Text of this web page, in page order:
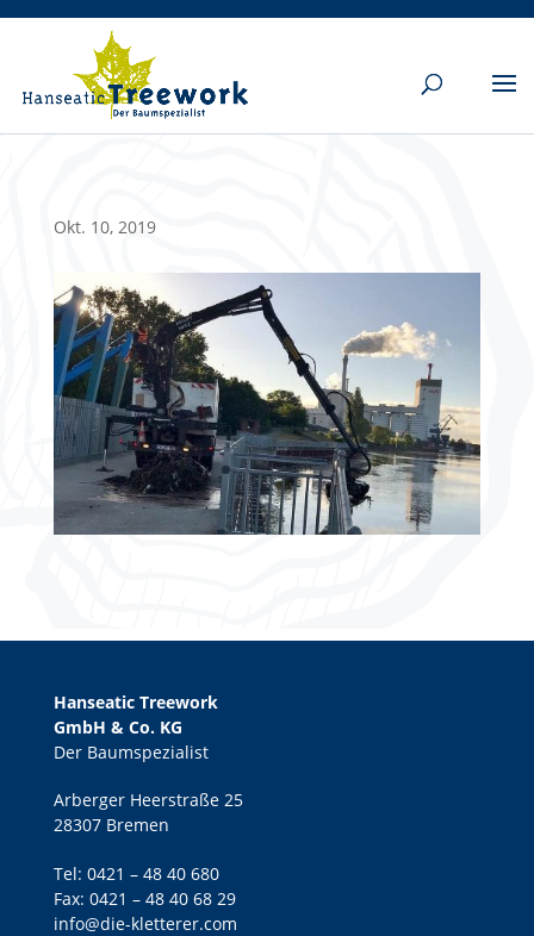
Okt. 10, 2019
Hanseatic Treework
GmbH & Co. KG
Der Baumspezialist
Arberger Heerstraße 25
28307 Bremen
Tel: 0421 – 48 40 680
Fax: 0421 – 48 40 68 29
info@die-kletterer.com